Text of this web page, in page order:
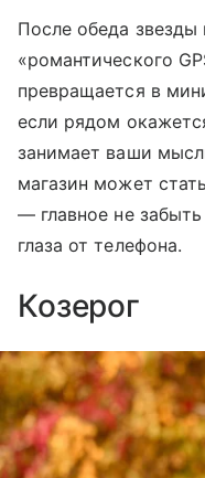
После обеда
«романтического
превращается в
если рядом
занимает ваши
магазин может
— главное не
глаза от телефона.
Козерог